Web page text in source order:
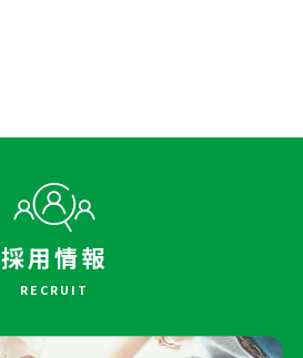
採用情報
RECRUIT